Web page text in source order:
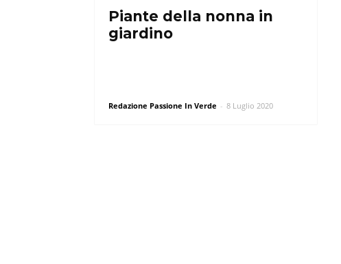
Piante della nonna in
giardino
Redazione Passione In Verde - 8 Luglio 2020